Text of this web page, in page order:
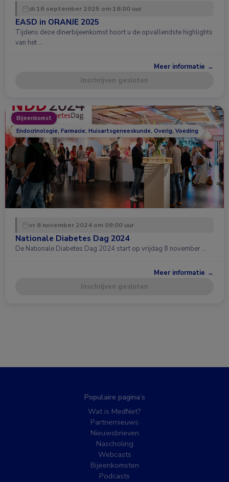
di 16 september 2025 om 18:00 uur
EASD in ORANJE 2025
Tijdens deze dinerbijeenkomst hoort u de opvallendste highlights
van het …
Meer informatie →
Inschrijven gesloten
Bijeenkomst
Endocrinologie, Farmacie, Huisartsgeneeskunde, Overig, Voeding
vr 8 november 2024 om 09:00 uur
Nationale Diabetes Dag 2024
De Nationale Diabetes Dag 2024 start op vrijdag 8 november …
Meer informatie →
Inschrijven gesloten
Populaire pagina’s
Wat is MedNet?
Partnernieuws
Nieuwsbrieven
Nascholing
Webcasts
Bijeenkomsten
Podcasts